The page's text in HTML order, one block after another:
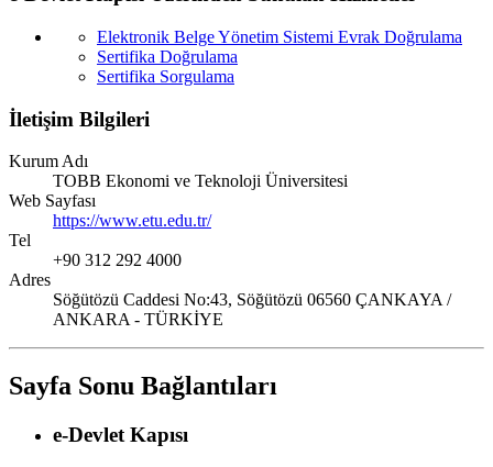
Elektronik Belge Yönetim Sistemi Evrak Doğrulama
Sertifika Doğrulama
Sertifika Sorgulama
İletişim Bilgileri
Kurum Adı
TOBB Ekonomi ve Teknoloji Üniversitesi
Web Sayfası
https://www.etu.edu.tr/
Tel
+90 312 292 4000
Adres
Söğütözü Caddesi No:43, Söğütözü 06560 ÇANKAYA /
ANKARA - TÜRKİYE
Sayfa Sonu Bağlantıları
e-Devlet Kapısı